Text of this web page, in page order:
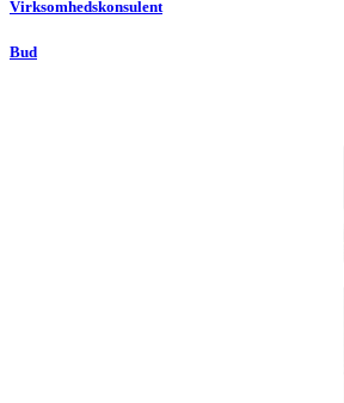
Virksomhedskonsulent
Bud